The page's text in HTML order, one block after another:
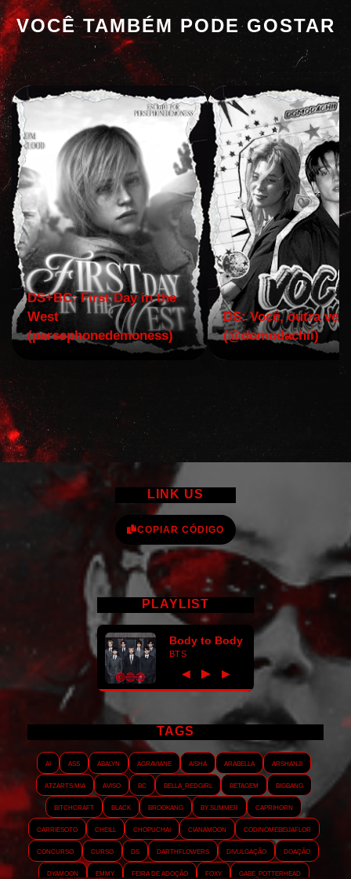
VOCÊ TAMBÉM PODE GOSTAR
DS+BC: First Day in the
West
(persephonedemoness)
DS: Você, outra vez!
(@domodachii)
LINK US
COPIAR CÓDIGO
PLAYLIST
Body to Body
BTS
◀ ► ▶
TAGS
AI ASS Abalyn Agraviane Aisha Arabella
Arshanji
Atzarts Mia
Aviso BC Bella_RedGirl Betagem
Bigbang
Bitchcraft
Black Brookang By.summer
Caprihorn
Carriesoto
Cheill Chopuchai Cianamoon
Codinomebeijaflor
Concurso
Curso DS Darthflowers Divulgação
Doação
Dyamoon
Emmy Feira de adoção Foxy Gabe_Potterhead